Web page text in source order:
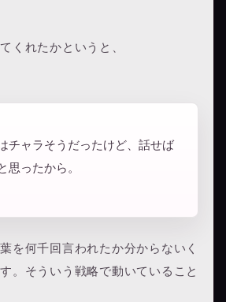
くれたかというと、
チャラそうだったけど、話せば
思ったから。
を何千回言われたか分からないく
。そういう戦略で動いていること